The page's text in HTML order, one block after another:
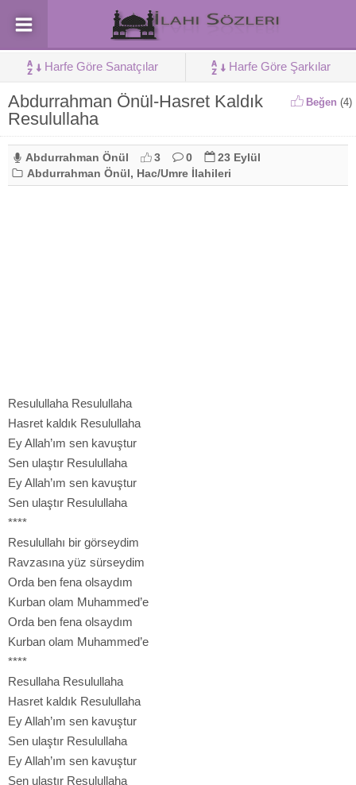
Harfe Göre Sanatçılar Harfe Göre Şarkılar
Abdurrahman Önül-Hasret Kaldık
Resulullaha
Beğen (4)
Abdurrahman Önül 3 0
23 Eylül
Abdurrahman Önül, Hac/Umre İlahileri
Resulullaha Resulullaha
Hasret kaldık Resulullaha
Ey Allah’ım sen kavuştur
Sen ulaştır Resulullaha
Ey Allah’ım sen kavuştur
Sen ulaştır Resulullaha
****
Resulullahı bir görseydim
Ravzasına yüz sürseydim
Orda ben fena olsaydım
Kurban olam Muhammed’e
Orda ben fena olsaydım
Kurban olam Muhammed’e
****
Resullaha Resulullaha
Hasret kaldık Resulullaha
Ey Allah’ım sen kavuştur
Sen ulaştır Resulullaha
Ey Allah’ım sen kavuştur
Sen ulaştır Resulullaha